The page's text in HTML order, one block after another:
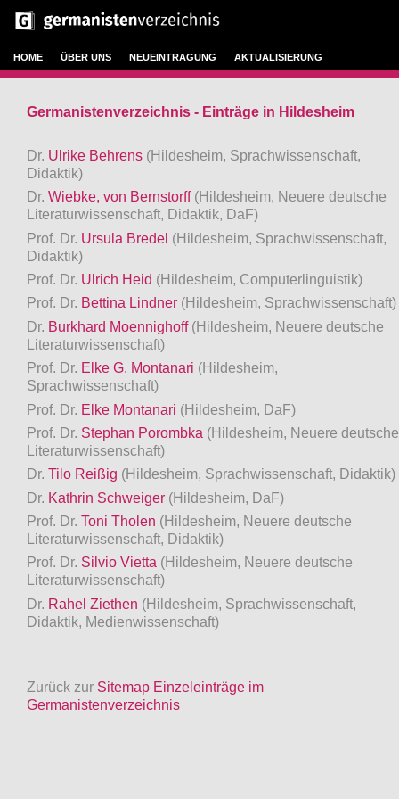
HOME ÜBER UNS NEUEINTRAGUNG AKTUALISIERUNG
Germanistenverzeichnis - Einträge in Hildesheim
Dr. Ulrike Behrens (Hildesheim, Sprachwissenschaft,
Didaktik)
Dr. Wiebke, von Bernstorff (Hildesheim, Neuere deutsche
Literaturwissenschaft, Didaktik, DaF)
Prof. Dr. Ursula Bredel (Hildesheim, Sprachwissenschaft,
Didaktik)
Prof. Dr. Ulrich Heid (Hildesheim, Computerlinguistik)
Prof. Dr. Bettina Lindner (Hildesheim, Sprachwissenschaft)
Dr. Burkhard Moennighoff (Hildesheim, Neuere deutsche
Literaturwissenschaft)
Prof. Dr. Elke G. Montanari (Hildesheim,
Sprachwissenschaft)
Prof. Dr. Elke Montanari (Hildesheim, DaF)
Prof. Dr. Stephan Porombka (Hildesheim, Neuere deutsche
Literaturwissenschaft)
Dr. Tilo Reißig (Hildesheim, Sprachwissenschaft, Didaktik)
Dr. Kathrin Schweiger (Hildesheim, DaF)
Prof. Dr. Toni Tholen (Hildesheim, Neuere deutsche
Literaturwissenschaft, Didaktik)
Prof. Dr. Silvio Vietta (Hildesheim, Neuere deutsche
Literaturwissenschaft)
Dr. Rahel Ziethen (Hildesheim, Sprachwissenschaft,
Didaktik, Medienwissenschaft)
Zurück zur Sitemap Einzeleinträge im
Germanistenverzeichnis